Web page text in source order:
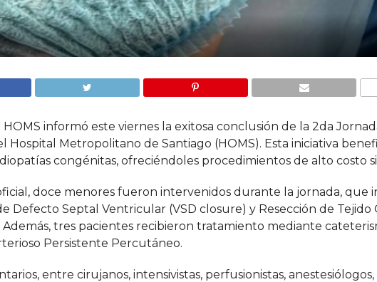
HOMS informó este viernes la exitosa conclusión de la 2da
Hospital Metropolitano de Santiago (HOMS). Esta iniciativa
congénitas, ofreciéndoles procedimientos de alto costo
doce menores fueron intervenidos durante la jornada, que
Defecto Septal Ventricular (VSD closure) y Resección de
tres pacientes recibieron tratamiento mediante
Persistente Percutáneo.
entre cirujanos, intensivistas, perfusionistas,